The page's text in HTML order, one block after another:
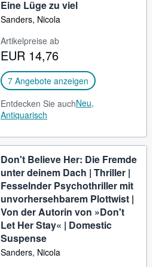
Eine Lüge zu viel
Sanders, Nicola
Artikelpreise ab
EUR 14,76
7 Angebote anzeigen
Entdecken Sie auchNeu,
Antiquarisch
Don't Believe Her: Die Fremde
unter deinem Dach | Thriller |
Fesselnder Psychothriller mit
unvorhersehbarem Plottwist |
Von der Autorin von »Don't
Let Her Stay« | Domestic
Suspense
Sanders, Nicola